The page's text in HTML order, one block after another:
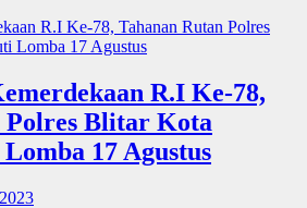
R.I Ke-78,
Polres Blitar Kota
17 Agustus